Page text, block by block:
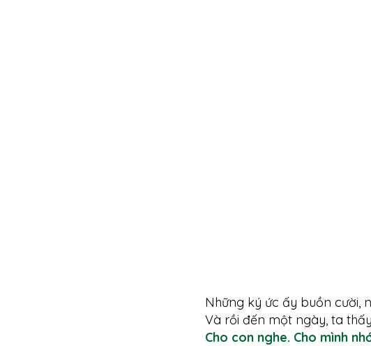
Những ký ức ấy buồn cười,
Và rồi đến một ngày, ta
Cho con nghe. Cho mình